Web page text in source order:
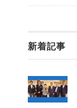
新着記事